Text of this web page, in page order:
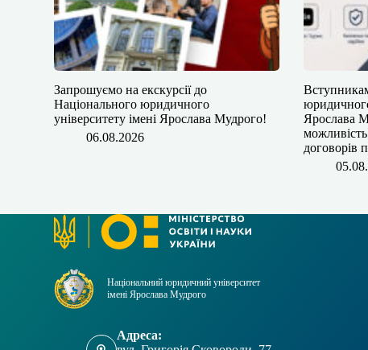
​​Запрошуємо на екскурсії до
Національного юридичного
університету імені Ярослава Мудрого!
06.08.2026
Ярослава
договорів
Національний юридичний університет
імені Ярослава Мудрого
Адреса: